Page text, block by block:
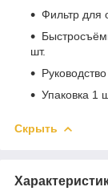
Фильтр для
шт.
Упаковка 1
Скрыть